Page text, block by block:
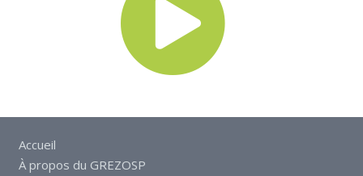
Accueil
À propos du GREZOSP